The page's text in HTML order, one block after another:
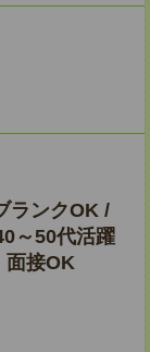
ランクOK /
～50代活躍
面接OK